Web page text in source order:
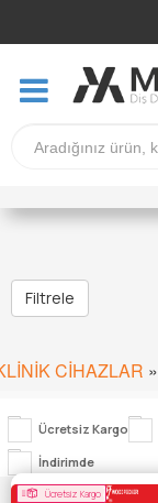
Filtrele
CİHAZLAR »
Ücretsiz Kargo
İndirimde
Ücretsiz Kargo